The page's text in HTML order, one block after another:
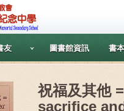
友 圖書館資訊 書
祝福及其他
sacrifice